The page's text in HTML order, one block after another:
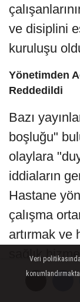
ve disiplini
kuruluşu
Yönetimden
Reddedildi
Bazı
boşluğu"
olaylara
iddiaların
Hastane
çalışma
artırmak ve
sağlık
tüm
Veri